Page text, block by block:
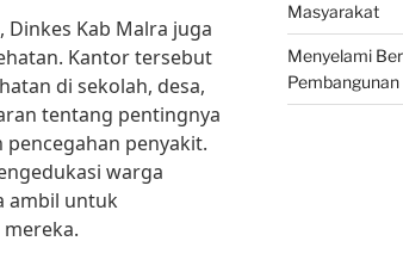
Dinkes Kab Malra juga
Kantor tersebut
di sekolah, desa,
tentang pentingnya
penyakit.
warga
ambil untuk
Masyarakat
Menyelami
Pembangunan